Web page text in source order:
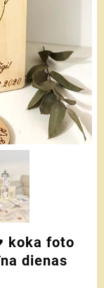
koka foto
dienas